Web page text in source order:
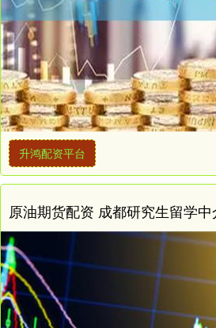
升鸿配资平台